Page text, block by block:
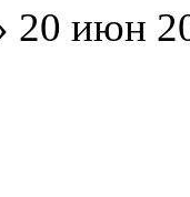
20 июн